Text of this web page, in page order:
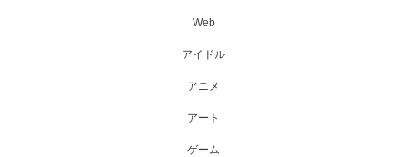
Web
アイドル
アニメ
アート
ゲーム